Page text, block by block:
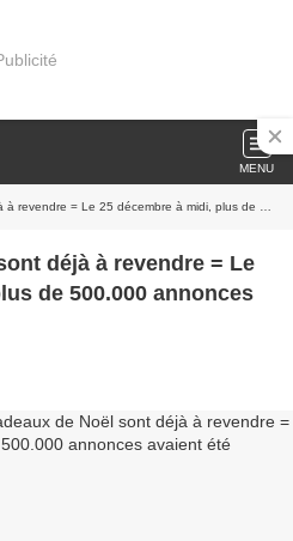
MENU
décembre à midi, plus de 500.000 annonces avaient été déposées
déjà à revendre = Le
de 500.000 annonces